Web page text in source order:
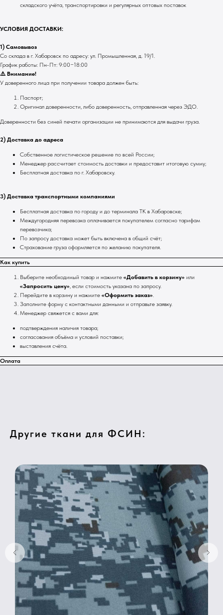
складского учёта, транспортировки и регулярных оптовых поставок
УСЛОВИЯ ДОСТАВКИ:
1) Самовывоз
Со склада в г. Хабаровск по адресу: ул. Промышленная, д. 19/1.
График работы: Пн-Пт: 9:00−18:00
⚠️ Внимание!
У доверенного лица при получении товара должен быть:
Паспорт;
Оригинал доверенности, либо доверенность, отправленная через ЭДО.
Доверенности без синей печати организации не принимаются для выдачи груза.
2) Доставка до адреса
Собственное логистическое решение по всей России;
Менеджер рассчитает стоимость доставки и предоставит итоговую сумму;
Бесплатная доставка по г. Хабаровску.
3) Доставка транспортными компаниями
Бесплатная доставка по городу и до терминала ТК в Хабаровске;
Междугородняя перевозка оплачивается покупателем согласно тарифам
перевозчика;
По запросу доставка может быть включена в общий счёт;
Страхование груза оформляется по желанию покупателя.
Как купить
Выберите необходимый товар и нажмите «Добавить в корзину» или
«Запросить цену», если стоимость указана по запросу.
Перейдите в корзину и нажмите «Оформить заказ».
Заполните форму с контактными данными и отправьте заявку.
Менеджер свяжется с вами для:
подтверждения наличия товара;
согласования объёма и условий поставки;
выставления счёта.
Оплата
Другие ткани для ФСИН: